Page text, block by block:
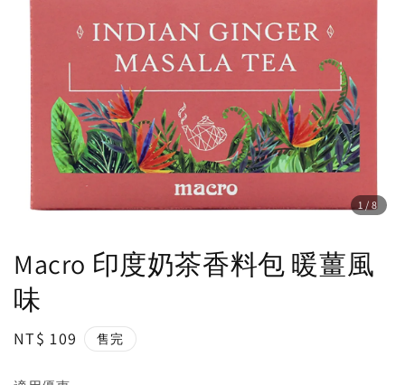
1 /8
Macro 印度奶茶香料包 暖薑風
味
Regular
NT$ 109 售完